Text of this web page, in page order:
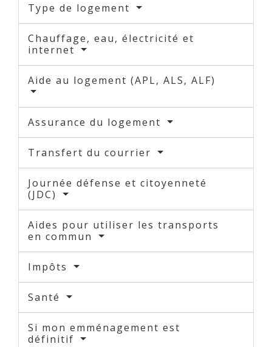
Type de logement
Chauffage, eau, électricité et
internet
Aide au logement (APL, ALS, ALF)
Assurance du logement
Transfert du courrier
Journée défense et citoyenneté
(JDC)
Aides pour utiliser les transports
en commun
Impôts
Santé
Si mon emménagement est
définitif